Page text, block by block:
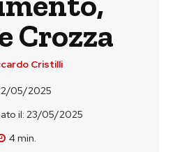
Crozza
Cristilli
05/2025
il: 23/05/2025
4min.